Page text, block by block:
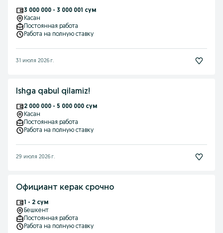
3 000 000 - 3 000 001 сум
Касан
Постоянная работа
Работа на полную ставку
31 июля 2026 г.
Ishga qabul qilamiz!
2 000 000 - 5 000 000 сум
Касан
Постоянная работа
Работа на полную ставку
29 июля 2026 г.
Официант керак срочно
1 - 2 сум
Бешкент
Постоянная работа
Работа на полную ставку